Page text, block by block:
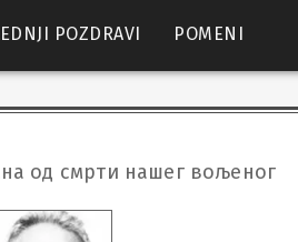
POZDRAVI POMENI
од смрти нашег вољеног